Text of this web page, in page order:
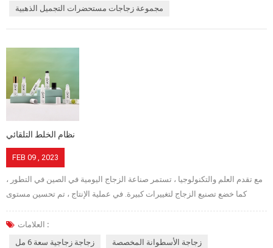
تضخيم جمال الزجاجة؟ كيفية ترقية مظهر الزجاجة؟ تزيين الحرق ، الرش ، الطلاء
الكهربائي ، الصقيع ، طباعة الشاشة ، الختم الساخن ، طباعة النقل الحراري ، إلخ.
متطلبات فنية عالية. العملية: الربط الشبكي - التحجيم - التجفيف - تجفيف الألواح -
التطوير - التجفيف - الزجاج المسطح - القطع - طحن الحواف - تجفيف التنظيف -
الطباعة والتلبيد 2. صقيع وسفع الرملي 1) يشير الصقيع إلى غمر الزجاج في
مجموعة زجاجات مستحضرات التجميل الذهبية
نظام الخلط التلقائي
FEB 09 , 2023
مع تقدم العلم والتكنولوجيا ، تستمر صناعة الزجاج اليومية في الصين في التطور ،
كما خضع تصنيع الزجاج لتغييرات كبيرة. في عملية الإنتاج ، تم تحسين مستوى
المعدات وتكنولوجيا الإنتاج باستمرار. تم تطوير تقنية التحكم الآلي واستخدامها
على نطاق واسع في خط إنتاج الزجاج اليومي. نظام الوزن والخلط التلقائي بدلاً
من الوزن والخلط اليدوي. يعد تحضير مركب الزجاج هو الرابط الرئيسي لإنتاج
العلامات :
زجاجة زجاجية سعة 6 مل
زجاجة الأسطوانة المخصصة